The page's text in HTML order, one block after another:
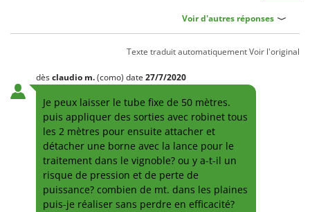
Voir d'autres réponses
Texte traduit automatiquementVoir l'original
dèsclaudio m.(como) date 27/7/2020
Je peux laisser le tube fixe de 50 mètres.
puis appliquer des sorties avec robinet tous
les 2 mètres pour ensuite attacher et
détacher une borne avec la lance pour le
traitement dans le vignoble? ou y a-t-il un
risque de pression et de perte de
puissance? combien de mt. dans les plaines
puis-je réaliser sans perdre en efficacité?